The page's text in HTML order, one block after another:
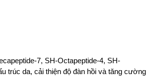
7, SH-Octapeptide-4, SH-
trúc da, cải thiện độ đàn hồi và tăng cường